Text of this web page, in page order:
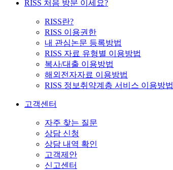
RISS 처음 방문 이세요?
RISS란?
RISS 이용권한
내 관심논문 등록방법
RISS 자료 유형별 이용방법
복사/대출 이용방법
해외전자자료 이용방법
RISS 정보취약계층 서비스 이용방법
고객센터
자주 찾는 질문
상담 신청
상담 내역 확인
고객제안
신고센터